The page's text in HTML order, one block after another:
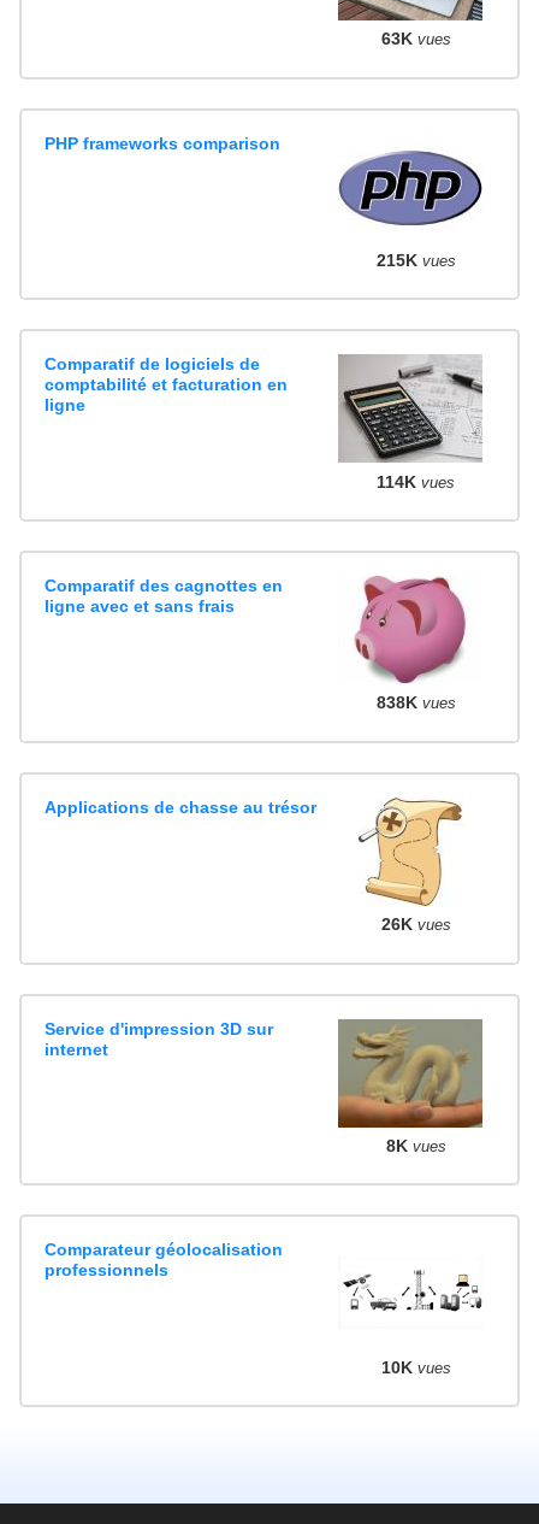
63K vues
PHP frameworks comparison
215K vues
Comparatif de logiciels de
comptabilité et facturation en
ligne
114K vues
Comparatif des cagnottes en
ligne avec et sans frais
838K vues
Applications de chasse au trésor
26K vues
Service d'impression 3D sur
internet
8K vues
Comparateur géolocalisation
professionnels
10K vues